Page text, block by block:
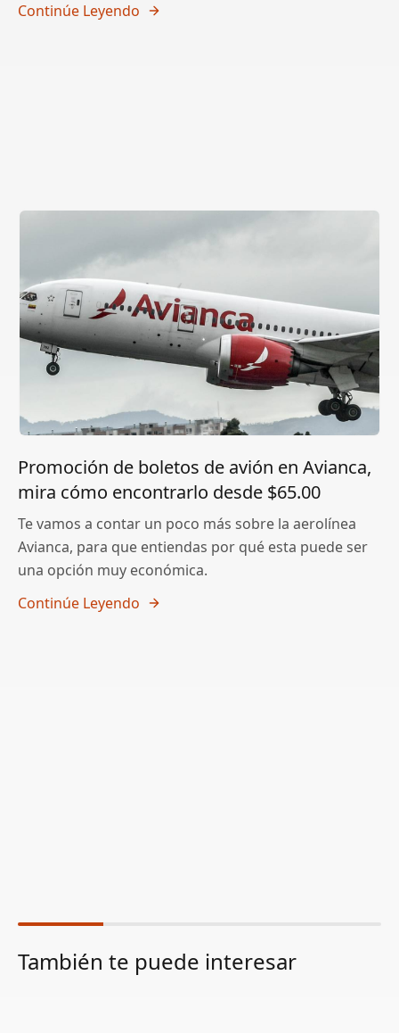
Continúe Leyendo
Promoción de boletos de avión en Avianca,
mira cómo encontrarlo desde $65.00
Te vamos a contar un poco más sobre la aerolínea
Avianca, para que entiendas por qué esta puede ser
una opción muy económica.
Continúe Leyendo
También te puede interesar